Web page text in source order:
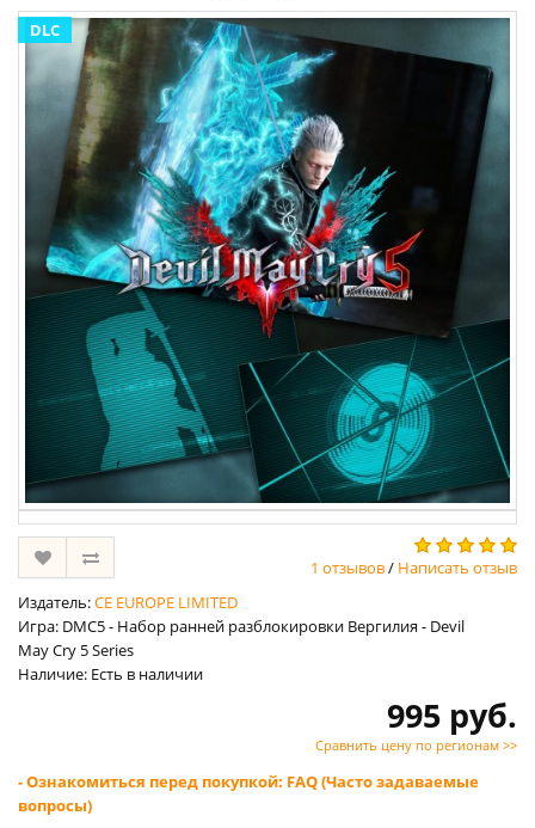
DLC
1 отзывов/ Написать отзыв
Издатель:CE EUROPE LIMITED
Игра: DMC5 - Набор ранней разблокировки Вергилия - Devil
May Cry 5 Series
Наличие: Есть в наличии
995 руб.
Сравнить цену по регионам >>
- Ознакомиться перед покупкой: FAQ (Часто задаваемые
вопросы)